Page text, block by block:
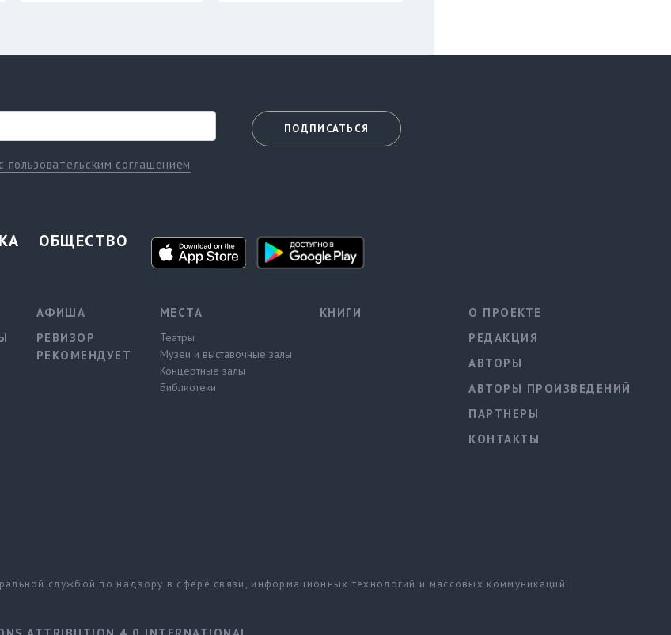
с пользовательским соглашением
ПОДПИСАТЬСЯ
ОБЩЕСТВО
АФИША
РЕВИЗОР
РЕКОМЕНДУЕТ
МЕСТА
Театры
Музеи и выставочные залы
Концертные залы
Библиотеки
КНИГИ
О ПРОЕКТЕ
РЕДАКЦИЯ
АВТОРЫ
АВТОРЫ ПРОИЗВЕДЕНИЙ
ПАРТНЕРЫ
КОНТАКТЫ
службой по надзору в сфере связи, информационных технологий и массовых коммуникаций